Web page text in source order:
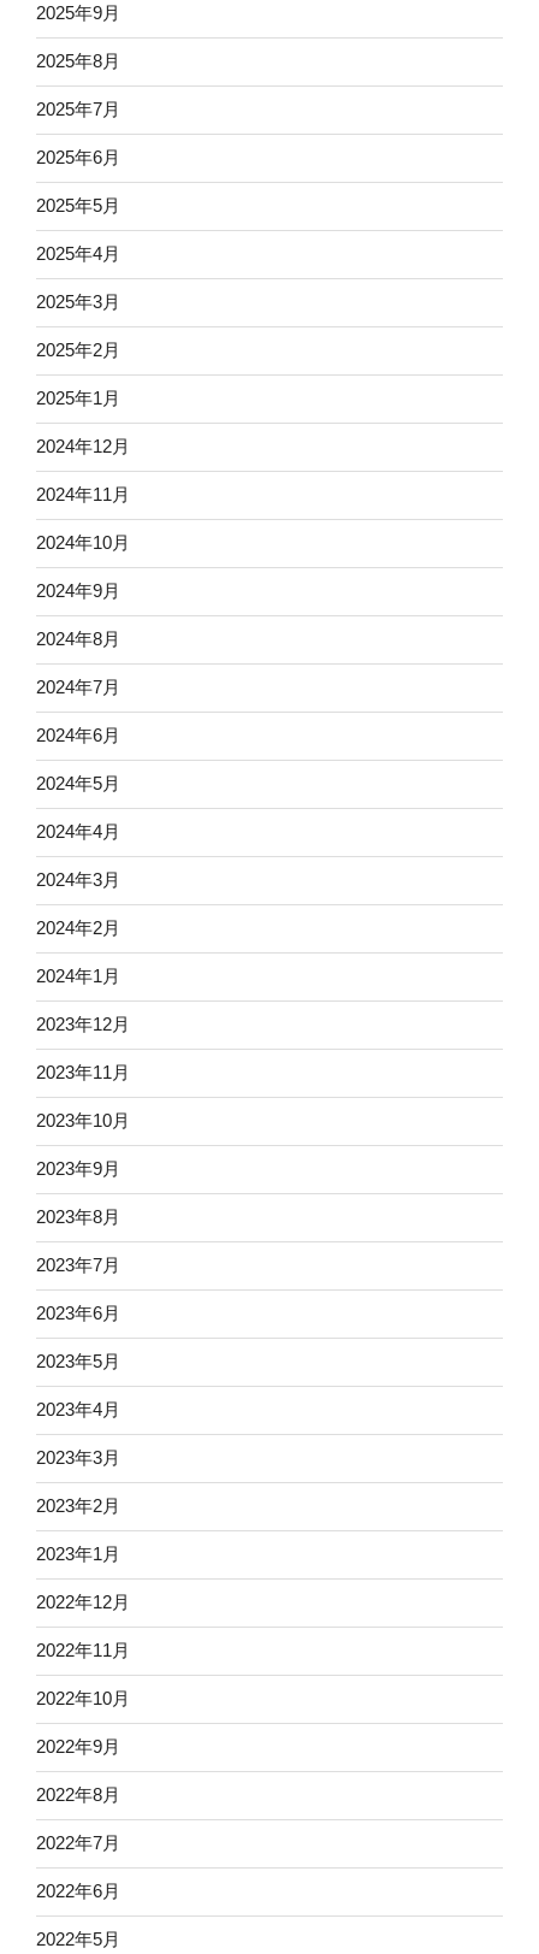
2025年9月
2025年8月
2025年7月
2025年6月
2025年5月
2025年4月
2025年3月
2025年2月
2025年1月
2024年12月
2024年11月
2024年10月
2024年9月
2024年8月
2024年7月
2024年6月
2024年5月
2024年4月
2024年3月
2024年2月
2024年1月
2023年12月
2023年11月
2023年10月
2023年9月
2023年8月
2023年7月
2023年6月
2023年5月
2023年4月
2023年3月
2023年2月
2023年1月
2022年12月
2022年11月
2022年10月
2022年9月
2022年8月
2022年7月
2022年6月
2022年5月